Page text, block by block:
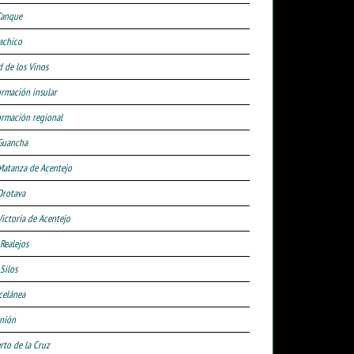
de los Vinos
insular
regional
de Acentejo
de Acentejo
de la Cruz